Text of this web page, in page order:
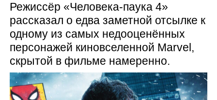
Режиссёр «Человека-паука 4»
рассказал о едва заметной отсылке к
одному из самых недооценённых
персонажей киновселенной Marvel,
скрытой в фильме намеренно.